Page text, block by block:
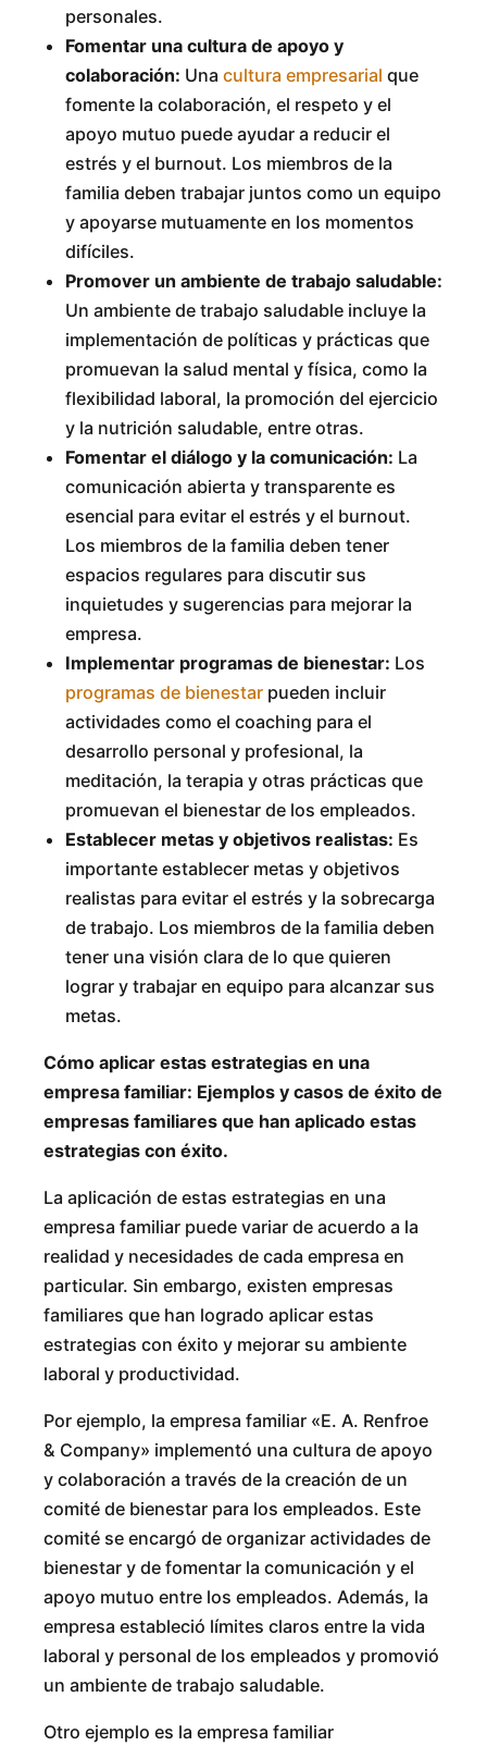
personales.
Fomentar una cultura de apoyo y
colaboración: Una cultura empresarial que
fomente la colaboración, el respeto y el
apoyo mutuo puede ayudar a reducir el
estrés y el burnout. Los miembros de la
familia deben trabajar juntos como un equipo
y apoyarse mutuamente en los momentos
difíciles.
Promover un ambiente de trabajo saludable:
Un ambiente de trabajo saludable incluye la
implementación de políticas y prácticas que
promuevan la salud mental y física, como la
flexibilidad laboral, la promoción del ejercicio
y la nutrición saludable, entre otras.
Fomentar el diálogo y la comunicación: La
comunicación abierta y transparente es
esencial para evitar el estrés y el burnout.
Los miembros de la familia deben tener
espacios regulares para discutir sus
inquietudes y sugerencias para mejorar la
empresa.
Implementar programas de bienestar: Los
programas de bienestar pueden incluir
actividades como el coaching para el
desarrollo personal y profesional, la
meditación, la terapia y otras prácticas que
promuevan el bienestar de los empleados.
Establecer metas y objetivos realistas: Es
importante establecer metas y objetivos
realistas para evitar el estrés y la sobrecarga
de trabajo. Los miembros de la familia deben
tener una visión clara de lo que quieren
lograr y trabajar en equipo para alcanzar sus
metas.
Cómo aplicar estas estrategias en una
empresa familiar: Ejemplos y casos de éxito de
empresas familiares que han aplicado estas
estrategias con éxito.
La aplicación de estas estrategias en una
empresa familiar puede variar de acuerdo a la
realidad y necesidades de cada empresa en
particular. Sin embargo, existen empresas
familiares que han logrado aplicar estas
estrategias con éxito y mejorar su ambiente
laboral y productividad.
Por ejemplo, la empresa familiar «E. A. Renfroe
& Company» implementó una cultura de apoyo
y colaboración a través de la creación de un
comité de bienestar para los empleados. Este
comité se encargó de organizar actividades de
bienestar y de fomentar la comunicación y el
apoyo mutuo entre los empleados. Además, la
empresa estableció límites claros entre la vida
laboral y personal de los empleados y promovió
un ambiente de trabajo saludable.
Otro ejemplo es la empresa familiar